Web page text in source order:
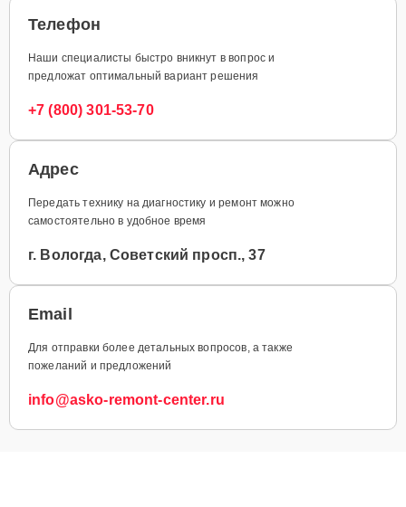
Телефон
Наши специалисты быстро вникнут в вопрос и
предложат оптимальный вариант решения
+7 (800) 301-53-70
Адрес
Передать технику на диагностику и ремонт можно
самостоятельно в удобное время
г. Вологда, Советский просп., 37
Email
Для отправки более детальных вопросов, а также
пожеланий и предложений
info@asko-remont-center.ru